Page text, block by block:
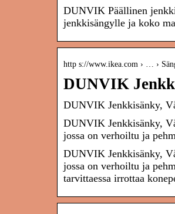
DUNVIK Päällinen
jenkkisängylle ja koko
http s://www.ikea.com › … ›
DUNVIK
DUNVIK Jenkkisänky,
DUNVIK Jenkkisänky,
jossa on verhoiltu ja
DUNVIK Jenkkisänky,
jossa on verhoiltu ja
tarvittaessa irrottaa